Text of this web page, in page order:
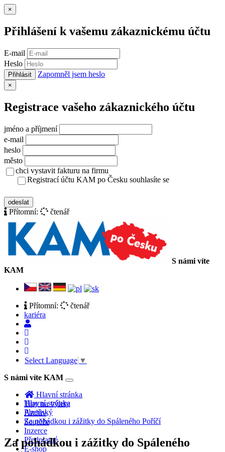
×
Přihlášení k vašemu zákaznickému účtu
E-mail
Heslo
Přihlásit Zapomněl jsem heslo
×
Registrace vašeho zákaznického účtu
jméno a příjmení
e-mail
heslo
město
chci vystavit fakturu na firmu
Registrací účtu KAM po Česku souhlasíte se
odeslat
Přítomní: čtenář
S námi víte
KAM
Přítomní:
čtenář
kariéra
Select Language ▼
S námi víte KAM
Toggle
navigation
Hlavní stránka
Tipy na výlety
Archiv
Soutěže
Inzerce
Předplatné
E-shop
Hlavní stránka
Plzeňský
Za pohádkou i zážitky do Spáleného Poříčí
Za pohádkou i zážitky do Spáleného